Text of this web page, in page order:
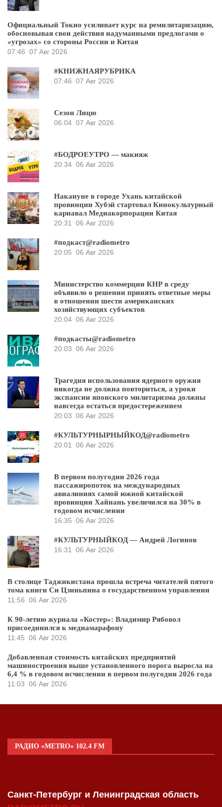
Официальный Токио усиливает курс на ремилитаризацию,
обосновывая свои действия надуманными предлогами о
«угрозах» со стороны России и Китая
07:46 07 Авг 2026
#КНИЖНАЯРУБРИКА
07:46 07 Авг 2026
Сезон Лицю
06:04 07 Авг 2026
#БОДРОЕУТРО — макияж
20:34 06 Авг 2026
Накануне в городе Ухань китайской
провинции Хубэй стартовал Кинокультурный
карнавал Медиакорпорации Китая
20:31
06 Авг 2026
#подкаст@radiometro
20:05 06 Авг 2026
Министерство коммерции КНР в среду
объявило о решении принять ответные меры
в отношении шести американских
хозяйствующих субъектов
20:04 06 Авг 2026
#подкасты@radiometro
20:03 06 Авг 2026
Трагедия использования ядерного оружия
никогда не должна повториться, а уроки
экспансии японского милитаризма должны
навсегда остаться предостережением
20:03 06 Авг 2026
#КУЛЬТУРНЫРНЫЙКОД@radiometro
20:01
06 Авг 2026
В первом полугодии 2026 года
пассажиропоток на международных
авиалиниях самой южной китайской
провинции Хайнань увеличился на 30% в
годовом исчислении
16:35 06 Авг 2026
#КУЛЬТУРНЫЙКОД — Андрей Логинов
16:31
06 Авг 2026
В столице Таджикистана прошла встреча читателей пятого
тома книги Си Цзиньпина о государственном управлении
11:56 06 Авг 2026
К 90-летию журнала «Костер»: Владимир Рябовол
присоединился к медиамарафону
11:45 06 Авг 2026
Добавленная стоимость китайских предприятий
машиностроения выше установленного порога выросла на
6,4 % в годовом исчислении в первом полугодии 2026 года
11:03 06 Авг 2026
РАДИО «METRO» 102.4 FM
Санкт-Петербург и Ленинградская область